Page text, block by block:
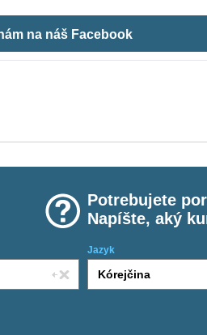
na náš Facebook
Potrebujete
Napíšte, aký
Jazyk